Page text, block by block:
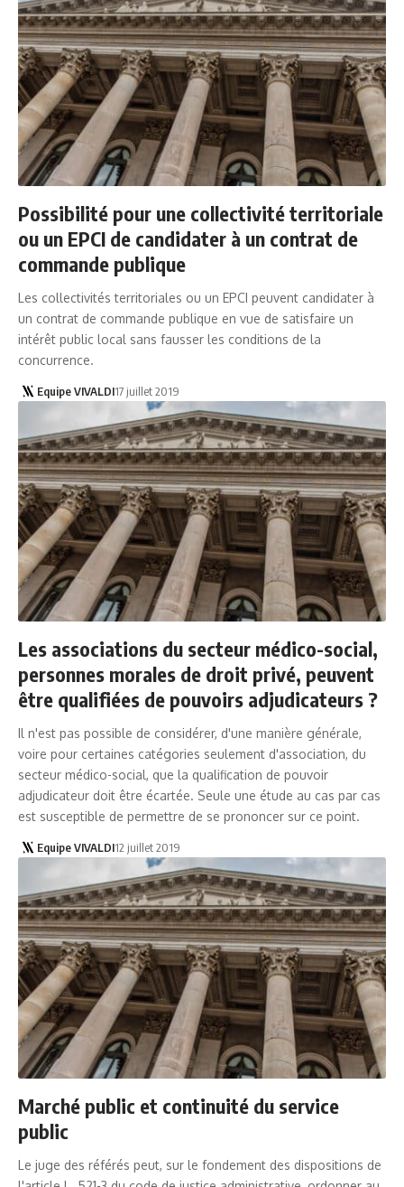
Possibilité pour une collectivité territoriale
ou un EPCI de candidater à un contrat de
commande publique
Les collectivités territoriales ou un EPCI peuvent candidater à
un contrat de commande publique en vue de satisfaire un
intérêt public local sans fausser les conditions de la
concurrence.
Equipe VIVALDI17 juillet 2019
Les associations du secteur médico-social,
personnes morales de droit privé, peuvent
être qualifiées de pouvoirs adjudicateurs ?
Il n'est pas possible de considérer, d'une manière générale,
voire pour certaines catégories seulement d'association, du
secteur médico-social, que la qualification de pouvoir
adjudicateur doit être écartée. Seule une étude au cas par cas
est susceptible de permettre de se prononcer sur ce point.
Equipe VIVALDI12 juillet 2019
Marché public et continuité du service
public
Le juge des référés peut, sur le fondement des dispositions de